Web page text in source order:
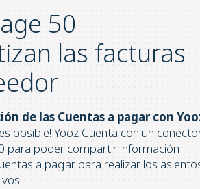
50
las facturas
de las Cuentas a pagar con
posible! Yooz Cuenta con un
para poder compartir información
a pagar para realizar los